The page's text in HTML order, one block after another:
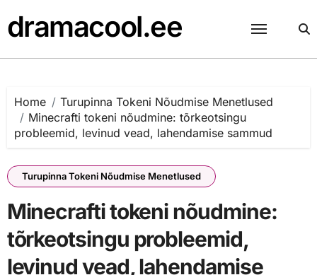
to
content
dramacool.ee
Home
Turupinna Tokeni Nõudmise Menetlused
Minecrafti tokeni nõudmine: tõrkeotsingu
probleemid, levinud vead, lahendamise sammud
Turupinna Tokeni Nõudmise Menetlused
Minecrafti tokeni nõudmine:
tõrkeotsingu probleemid,
levinud vead, lahendamise